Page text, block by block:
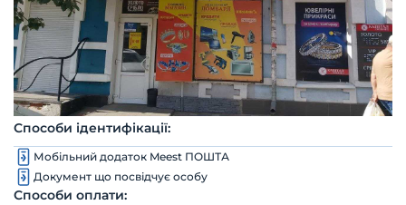
Способи ідентифікації:
Мобільний додаток Meest ПОШТА
Документ що посвідчує особу
Способи оплати: